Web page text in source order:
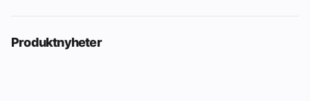
Produktnyheter